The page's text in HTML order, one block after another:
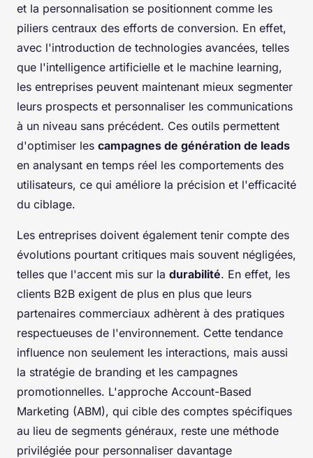
et la personnalisation se positionnent comme les
piliers centraux des efforts de conversion. En effet,
avec l'introduction de technologies avancées, telles
que l'intelligence artificielle et le machine learning,
les entreprises peuvent maintenant mieux segmenter
leurs prospects et personnaliser les communications
à un niveau sans précédent. Ces outils permettent
d'optimiser les campagnes de génération de leads
en analysant en temps réel les comportements des
utilisateurs, ce qui améliore la précision et l'efficacité
du ciblage.
Les entreprises doivent également tenir compte des
évolutions pourtant critiques mais souvent négligées,
telles que l'accent mis sur la durabilité. En effet, les
clients B2B exigent de plus en plus que leurs
partenaires commerciaux adhèrent à des pratiques
respectueuses de l'environnement. Cette tendance
influence non seulement les interactions, mais aussi
la stratégie de branding et les campagnes
promotionnelles. L'approche Account-Based
Marketing (ABM), qui cible des comptes spécifiques
au lieu de segments généraux, reste une méthode
privilégiée pour personnaliser davantage